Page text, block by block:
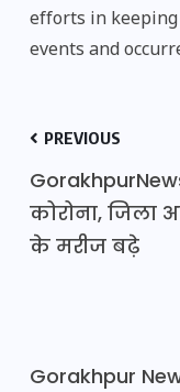
efforts in
events and
PREVIOUS
कोरोना, जिला
के मरीज बढ़े
Gorakhpur